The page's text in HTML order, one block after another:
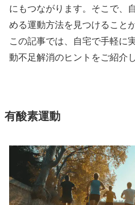
にもつながります。そこで、
める運動方法を見つけること
この記事では、自宅で手軽に
動不足解消のヒントをご紹介し
有酸素運動